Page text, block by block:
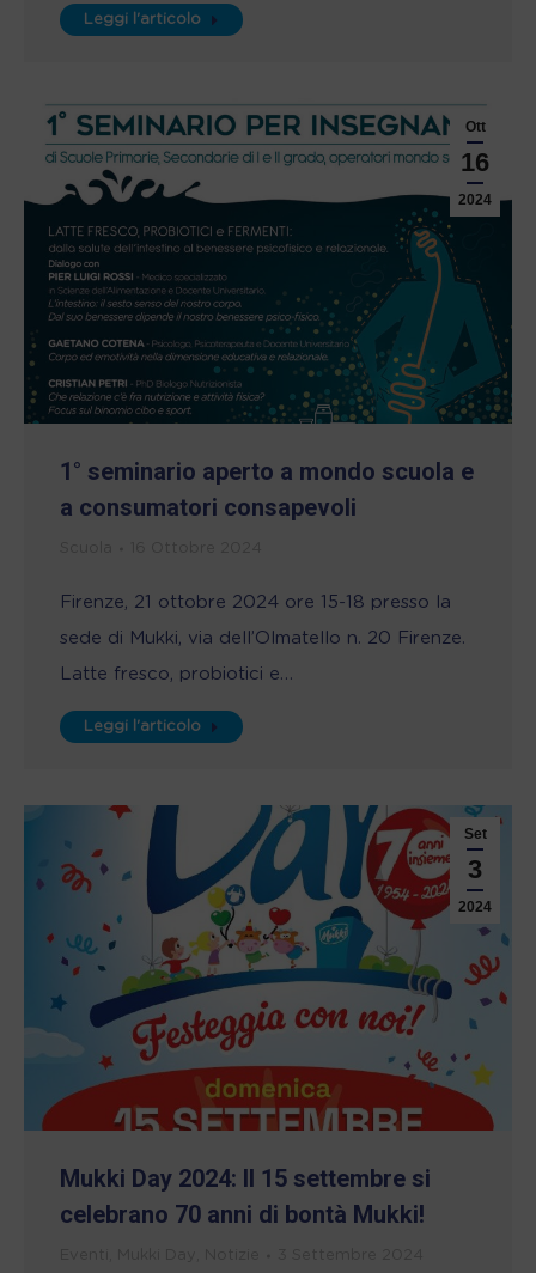
Leggi l'articolo
Ott
16
2024
1° seminario aperto a mondo scuola e
a consumatori consapevoli
Firenze, 21 ottobre 2024 ore 15-18 presso la
sede di Mukki, via dell’Olmatello n. 20 Firenze.
Latte fresco, probiotici e…
Leggi l'articolo
Set
3
2024
Mukki Day 2024: Il 15 settembre si
celebrano 70 anni di bontà Mukki!